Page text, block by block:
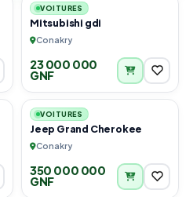
VOITURES
Mitsubishi gdi
Conakry
23 000 000
GNF
2
VOITURES
Jeep Grand Cherokee
Conakry
350 000 000
GNF
5